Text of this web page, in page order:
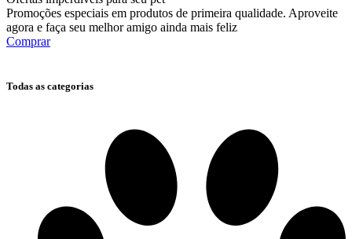
Promoções especiais em produtos de primeira qualidade. Aproveite
agora e faça seu melhor amigo ainda mais feliz
Comprar
Todas as categorias